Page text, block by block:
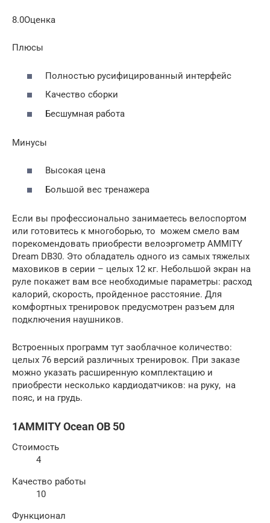
8.0Оценка
Плюсы
Полностью русифицированный интерфейс
Качество сборки
Бесшумная работа
Минусы
Высокая цена
Большой вес тренажера
Если вы профессионально занимаетесь велоспортом
или готовитесь к многоборью, то можем смело вам
порекомендовать приобрести велоэргометр AMMITY
Dream DB30. Это обладатель одного из самых тяжелых
маховиков в серии – целых 12 кг. Небольшой экран на
руле покажет вам все необходимые параметры: расход
калорий, скорость, пройденное расстояние. Для
комфортных тренировок предусмотрен разъем для
подключения наушников.
Встроенных программ тут заоблачное количество:
целых 76 версий различных тренировок. При заказе
можно указать расширенную комплектацию и
приобрести несколько кардиодатчиков: на руку, на
пояс, и на грудь.
1AMMITY Ocean OB 50
Стоимость
4
Качество работы
10
Функционал